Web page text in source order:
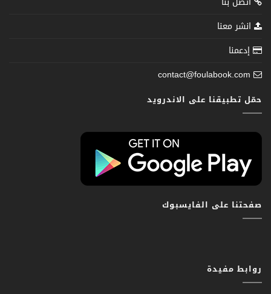
انشر معنا
إدعمنا
contact@foulabook.com
حمّل تطبيقنا على الاندرويد
صفحتنا على الفايسبوك
روابط مفيدة